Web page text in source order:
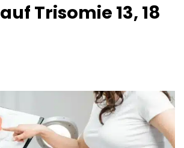
Trisomie 13, 18